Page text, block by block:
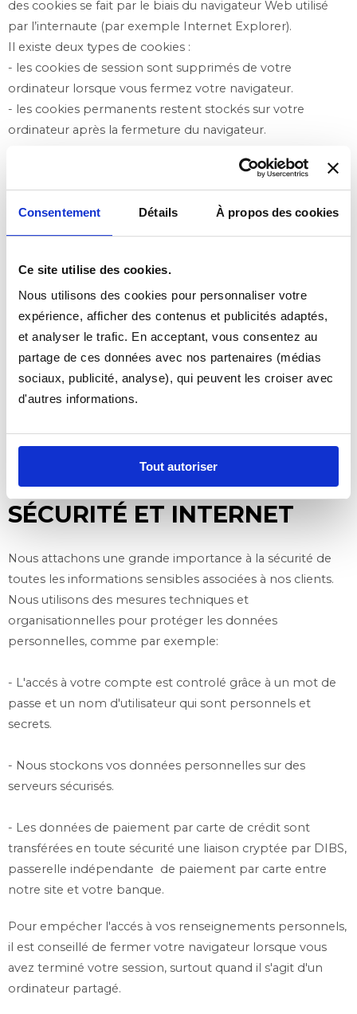
Consentement Détails À propos des cookies
Ce site utilise des cookies.
Nous utilisons des cookies pour personnaliser votre
expérience, afficher des contenus et publicités adaptés,
et analyser le trafic. En acceptant, vous consentez au
partage de ces données avec nos partenaires (médias
sociaux, publicité, analyse), qui peuvent les croiser avec
d'autres informations.
Tout autoriser
des cookies se fait par le biais du navigateur Web utilisé
par l’internaute (par exemple Internet Explorer).
Il existe deux types de cookies :
- les cookies de session sont supprimés de votre
ordinateur lorsque vous fermez votre navigateur.
- les cookies permanents restent stockés sur votre
ordinateur après la fermeture du navigateur.
Les cookies sont cependant anonymes et ne sont en
aucun cas utilisés pour collecter des informations
personnelles.
statistiques et pour analyser l'utilisation du site dans
correspondantes ne comportent pas de données
personnelles, et sont détruites après usage
REFUS DES COOKIES
configurant votre navigateur (désactivation de tout ou
partie des cookies - voir manuel de votre navigateur Web
SÉCURITÉ ET INTERNET
Nous attachons une grande importance à la sécurité de
toutes les informations sensibles associées à nos clients.
Nous utilisons des mesures techniques et
organisationnelles pour protéger les données
personnelles, comme par exemple:
- L'accés à votre compte est controlé grâce à un mot de
passe et un nom d'utilisateur qui sont personnels et
secrets.
- Nous stockons vos données personnelles sur des
serveurs sécurisés.
- Les données de paiement par carte de crédit sont
transférées en toute sécurité une liaison cryptée par DIBS,
passerelle indépendante de paiement par carte entre
notre site et votre banque.
Pour empécher l'accés à vos renseignements personnels,
il est conseillé de fermer votre navigateur lorsque vous
avez terminé votre session, surtout quand il s'agit d'un
ordinateur partagé.